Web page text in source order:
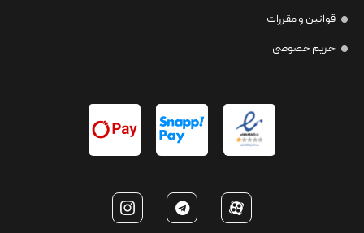
قوانین و مقررات
حریم خصوصی